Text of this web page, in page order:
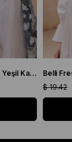
Belli Fresh Tela Şal 4 - 06 Yeşil Karışık Desen 49711
$ 19.42